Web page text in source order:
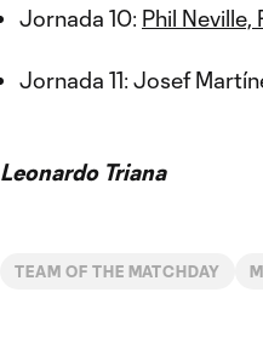
Jornada 10: Phil
Jornada 11: Josef
Leonardo Triana
TEAM OF THE MATCHDAY